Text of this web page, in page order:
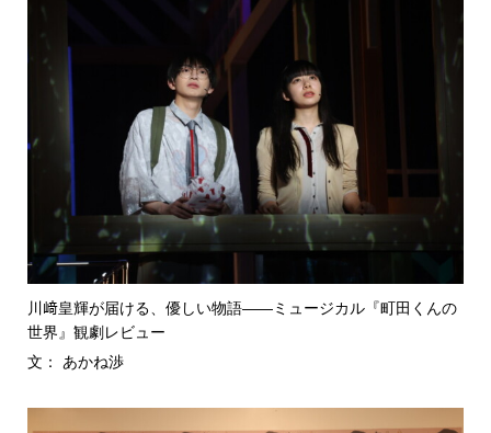
川﨑皇輝が届ける、優しい物語――ミュージカル『町田くんの
世界』観劇レビュー
文： あかね渉